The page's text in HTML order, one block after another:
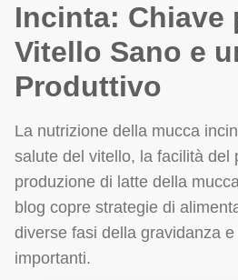
Incinta: Chiave
Vitello Sano e
Produttivo
La nutrizione della mucca
salute del vitello, la facilità del
produzione di latte della
blog copre strategie di
diverse fasi della gravidanza
importanti.